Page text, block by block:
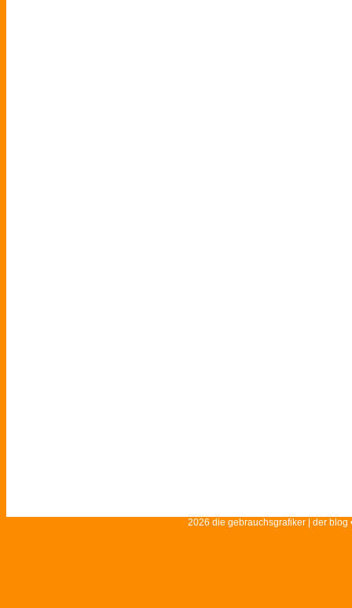
2026 die gebrauchsgrafiker | der blog